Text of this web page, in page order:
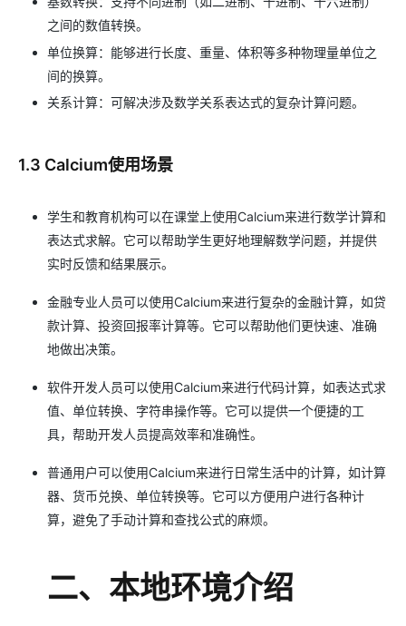
之间的数值转换。
单位换算：能够进行长度、重量、体积等多种物理量单位之
间的换算。
关系计算：可解决涉及数学关系表达式的复杂计算问题。
1.3 Calcium使用场景
学生和教育机构可以在课堂上使用Calcium来进行数学计算和
表达式求解。它可以帮助学生更好地理解数学问题，并提供
实时反馈和结果展示。
金融专业人员可以使用Calcium来进行复杂的金融计算，如贷
款计算、投资回报率计算等。它可以帮助他们更快速、准确
地做出决策。
软件开发人员可以使用Calcium来进行代码计算，如表达式求
值、单位转换、字符串操作等。它可以提供一个便捷的工
具，帮助开发人员提高效率和准确性。
普通用户可以使用Calcium来进行日常生活中的计算，如计算
器、货币兑换、单位转换等。它可以方便用户进行各种计
算，避免了手动计算和查找公式的麻烦。
二、本地环境介绍